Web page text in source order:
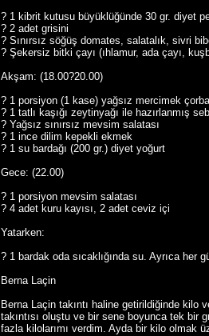
? 1 kibrit kutusu büyüklüğünde 30 gr. diyet
? 2 adet grisini
? Sınırsız söğüş domates, salatalık, sivri
? Şekersiz bitki çayı (ıhlamur, ada çayı,
Akşam: (18.00?20.00)
? 1 porsiyon (1 kase) yağsız mercimek
? 1 tatlı kaşığı zeytinyağı ile hazırlanmış
? Yağsız sınırsız mevsim salatası
? 1 ince dilim kepekli ekmek
? 1 su bardağı (200 gr.) diyet yoğurt
Gece: (22.00)
? 1 porsiyon mevsim salatası
? 4 adet kuru kayısı, 2 adet ceviz içi
Yatarken:
? 1 bardak oda sıcaklığında su. Ayrıca her
Berna Laçin
Berna Laçin takıntı haline getirildiğinde
takıntısı oluştu ve bir sene boyunca tek bir
fazla kilolarımı verdim. Ayda bir kilo olmak